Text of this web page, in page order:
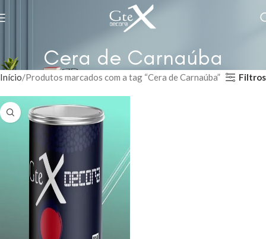
Cera de Carnaúba
Início Produtos marcados com a tag “Cera de Carnaúba” Filtros